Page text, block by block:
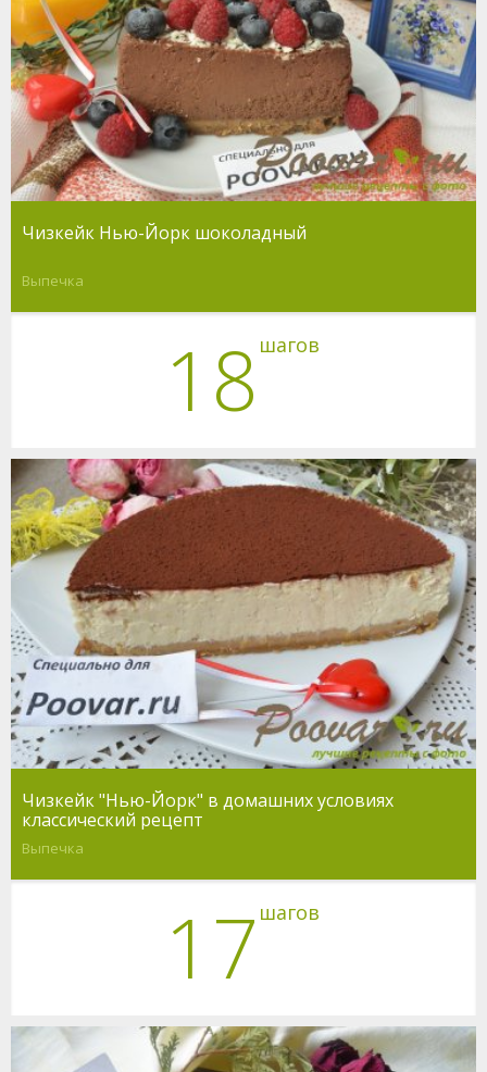
Чизкейк Нью-Йорк шоколадный
Выпечка
18 шагов
Чизкейк "Нью-Йорк" в домашних условиях
классический рецепт
Выпечка
17 шагов